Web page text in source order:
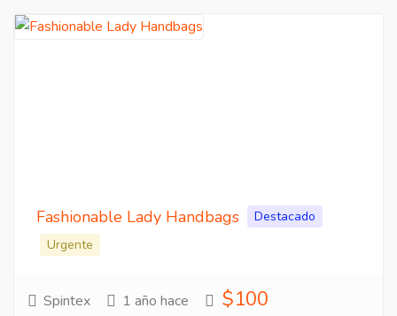
Fashionable Lady Handbags
Destacado
Urgente
Spintex 1 año hace $100